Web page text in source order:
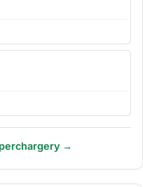
→